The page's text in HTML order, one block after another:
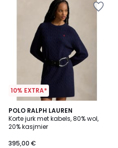
10% EXTRA*
POLO RALPH LAUREN
Korte jurk met kabels, 80% wol,
20% kasjmier
395,00 €